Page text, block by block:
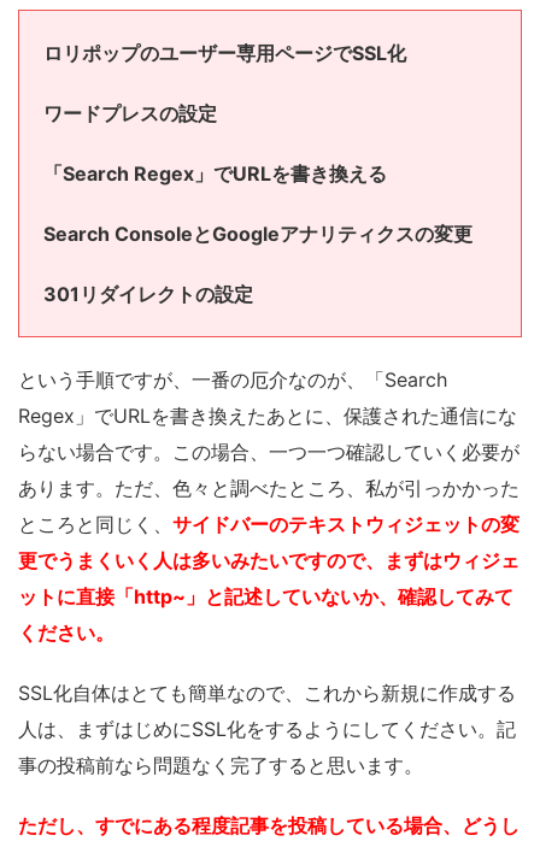
ロリポップのユーザー専用ページでSSL化
ワードプレスの設定
「Search Regex」でURLを書き換える
Search ConsoleとGoogleアナリティクスの変更
301リダイレクトの設定
という手順ですが、一番の厄介なのが、「Search
Regex」でURLを書き換えたあとに、保護された通信にな
らない場合です。この場合、一つ一つ確認していく必要が
あります。ただ、色々と調べたところ、私が引っかかった
ところと同じく、 サイドバーのテキストウィジェットの変
更でうまくいく人は多いみたいですので、まずはウィジェ
ットに直接「http~」と記述していないか、確認してみて
ください。
SSL化自体はとても簡単なので、これから新規に作成する
人は、まずはじめにSSL化をするようにしてください。記
事の投稿前なら問題なく完了すると思います。
ただし、すでにある程度記事を投稿している場合、どうし